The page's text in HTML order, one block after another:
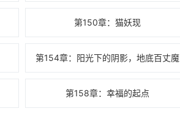
第150章：猫妖现
第154章：阳光下的阴影，地底百丈魔
第158章：幸福的起点